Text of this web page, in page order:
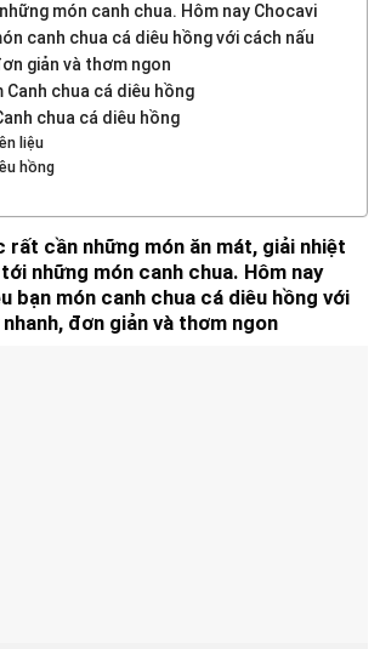
món canh chua. Hôm nay Chocavi
canh chua cá diêu hồng với cách nấu
giản và thơm ngon
Canh chua cá diêu hồng
chua cá diêu hồng
liệu
hồng
rất cần những món ăn mát, giải nhiệt
những món canh chua. Hôm nay
bạn món canh chua cá diêu hồng với
đơn giản và thơm ngon